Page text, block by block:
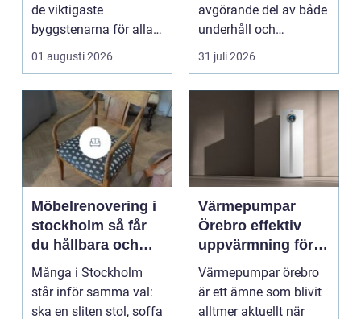
de viktigaste
byggstenarna för alla
som vill arbet...
01 augusti 2026
avgörande del av både
underhåll och
renovering. Färg, rost,
smu...
31 juli 2026
Möbelrenovering i
stockholm så får
du hållbara och
vackra möbler
Många i Stockholm
står inför samma val:
ska en sliten stol, soffa
Värmepumpar
Örebro effektiv
uppvärmning för
hus och
fastigheter
Värmepumpar örebro
är ett ämne som blivit
alltmer aktuellt när